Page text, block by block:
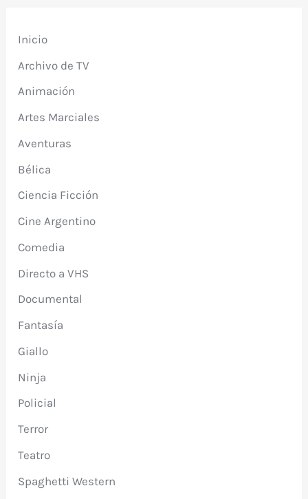
Inicio
Archivo de TV
Animación
Artes Marciales
Aventuras
Bélica
Ciencia Ficción
Cine Argentino
Comedia
Directo a VHS
Documental
Fantasía
Giallo
Ninja
Policial
Terror
Teatro
Spaghetti Western